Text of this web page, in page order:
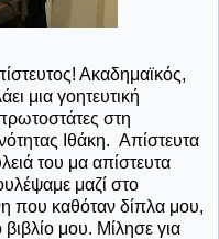
Ακαδημαϊκός,
μια γοητευτική
στη
Ιθάκη. Απίστευτα
του μα απίστευτα
μαζί στο
που καθόταν δίπλα μου,
μου. Μίλησε για